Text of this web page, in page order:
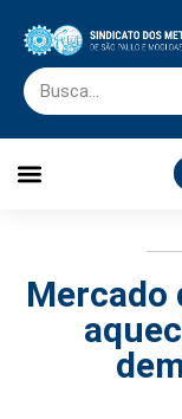
Mercado